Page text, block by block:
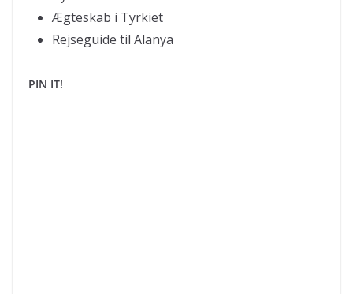
Ægteskab i Tyrkiet
Rejseguide til Alanya
PIN IT!